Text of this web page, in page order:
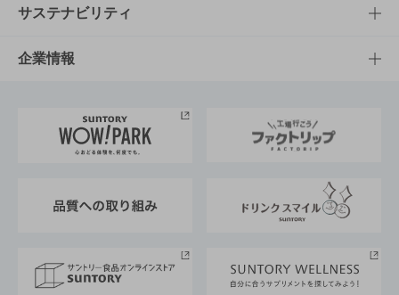
商品発売情報
栄養成分一覧
キャンペーン
工場見学
地域情報
文化・スポーツTOP
サントリーホール
サントリーサンバーズ大阪
サステナビリティ
サステナビリティTOP
サントリーが考えるサステナビリティ経営
企業情報
企業概要
採用情報